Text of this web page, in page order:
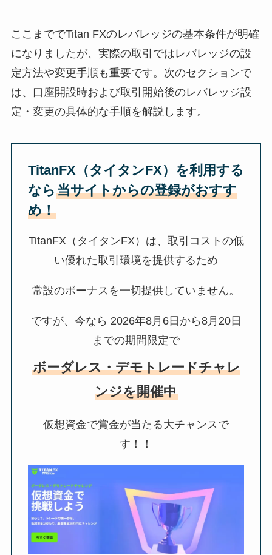
ここまででTitan FXのレバレッジの基本条件が明確
になりましたが、実際の取引ではレバレッジの設
定方法や変更手順も重要です。次のセクションで
は、口座開設時および取引開始後のレバレッジ設
定・変更の具体的な手順を解説します。
TitanFX（タイタンFX）を利用する
なら当サイトからの登録がおすす
め！
TitanFX（タイタンFX）は、取引コストの低
い優れた取引環境を提供するため
常設のボーナスを一切提供していません。
ですが、今なら 2026年8月6日から8月20日
までの期間限定で
ボーダレス・デモトレードチャレ
ンジを開催中
仮想資金で賞金が当たる大チャンスで
す！！